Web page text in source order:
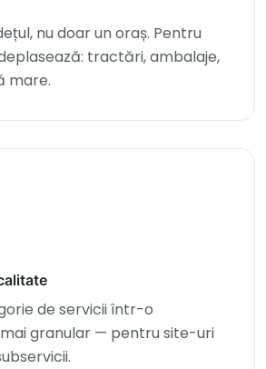
nu doar un oraș. Pentru
tractări, ambalaje,
mare.
de servicii într-o
granular — pentru site-uri